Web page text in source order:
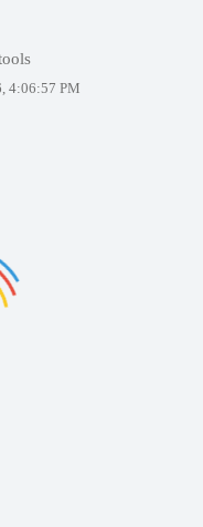
4:06:57 PM